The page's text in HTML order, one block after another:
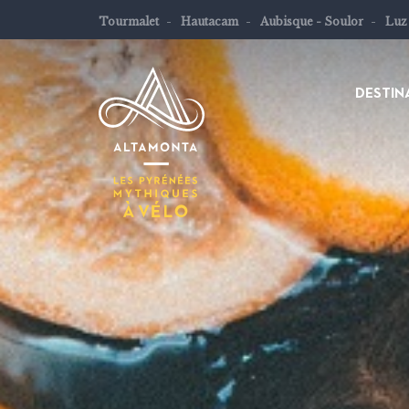
Tourmalet Hautacam Aubisque - Soulor Luz
Les
Pyrénées
mythiques
à
vélo
ou